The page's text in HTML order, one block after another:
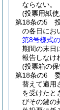
ならない。
(投票用紙
第18条の5
の各日にお
第8号様式
期間の末日
報告しなけ
(投票箱の
第18条の6
替えて適用
を受けたと
びその鍵の